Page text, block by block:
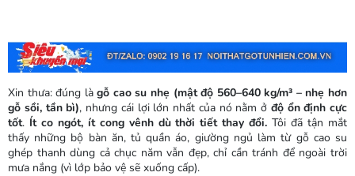
Xin thưa: đúng làgỗ cao su nhẹ (mật độ 560–640 kg/m³ – nhẹ hơn
gỗ sồi, tần bì), nhưng cái lợi lớn nhất của nó nằm ở độ ổn định cực
tốt. Ít co ngót, ít cong vênh dù thời tiết thay đổi. Tôi đã tận mắt
thấy những bộ bàn ăn, tủ quần áo, giường ngủ làm từ gỗ cao su
ghép thanh dùng cả chục năm vẫn đẹp, chỉ cần tránh để ngoài trời
mưa nắng (vì lớp bảo vệ sẽ xuống cấp).